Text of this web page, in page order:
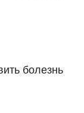
болезнь